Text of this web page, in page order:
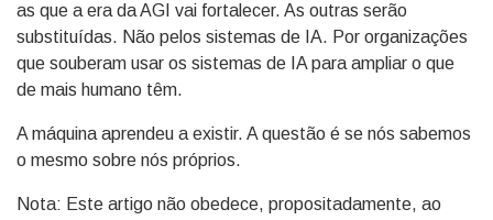
as que a era da AGI vai fortalecer. As outras serão
substituídas. Não pelos sistemas de IA. Por organizações
que souberam usar os sistemas de IA para ampliar o que
de mais humano têm.
A máquina aprendeu a existir. A questão é se nós sabemos
o mesmo sobre nós próprios.
Nota: Este artigo não obedece, propositadamente, ao